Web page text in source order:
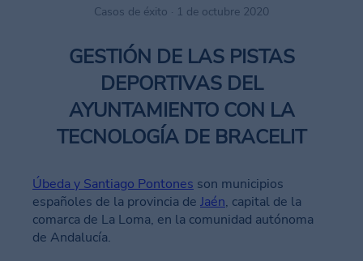
Novedades
Contactar
Casos de éxito · 1 de octubre 2020
GESTIÓN DE LAS PISTAS
DEPORTIVAS DEL
AYUNTAMIENTO CON LA
TECNOLOGÍA DE BRACELIT
Úbeda y Santiago Pontones son municipios
españoles de la provincia de Jaén, capital de la
comarca de La Loma, en la comunidad autónoma
de Andalucía.